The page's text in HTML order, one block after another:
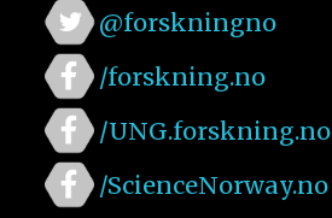
@forskningno
/forskning.no
/UNG.forskning.no
/ScienceNorway.no